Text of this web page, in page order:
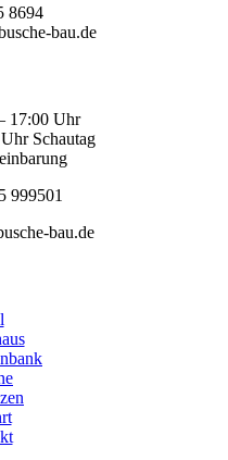
8694
bau.de
17:00 Uhr
Schautag
999501
bau.de